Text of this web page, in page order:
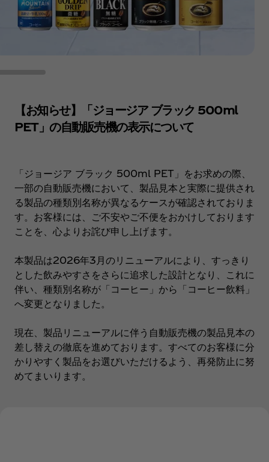
【お知らせ】「ジョージア ブラック 500ml
PET」の自動販売機の表示について
「ジョージア ブラック 500ml PET」をお求めの際、
一部の自動販売機において、製品見本と実際に提供され
る製品の種類別名称が異なるケースが確認されておりま
す。お客様には、ご不安やご不便をおかけしております
ことを、心よりお詫び申し上げます。
本製品は2026年3月のリニューアルにより、すっきり
とした飲みやすさをさらに追求した設計となり、これに
伴い、種類別名称が「コーヒー」から「コーヒー飲料」
へ変更となりました。
現在、製品リニューアルに伴う自動販売機の製品見本の
差し替えの徹底を進めております。すべてのお客様に分
かりやすく製品をお選びいただけるよう、再発防止に努
めてまいります。